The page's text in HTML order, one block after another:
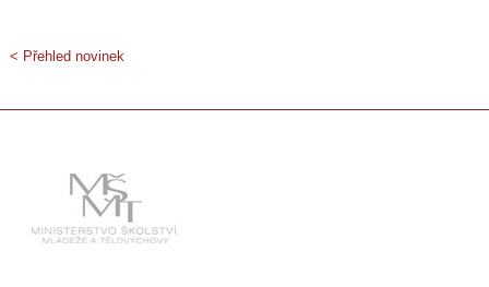
< Přehled novinek